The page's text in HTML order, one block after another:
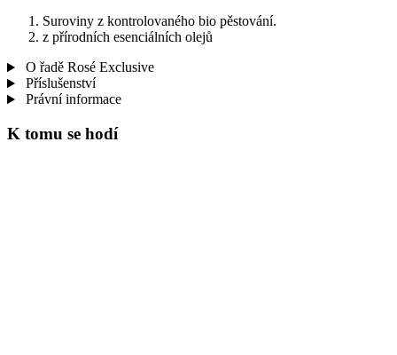
Suroviny z kontrolovaného bio pěstování.
z přírodních esenciálních olejů
O řadě Rosé Exclusive
Příslušenství
Právní informace
K tomu se hodí